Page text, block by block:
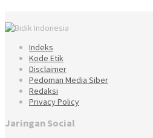
Indeks
Kode Etik
Disclaimer
Pedoman Media Siber
Redaksi
Privacy Policy
Jaringan Social